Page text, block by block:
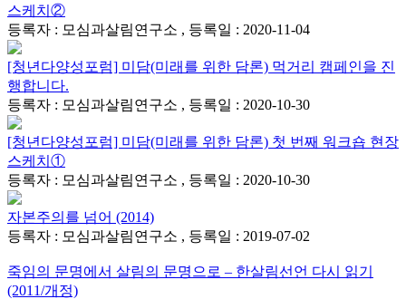
스케치②
등록자 : 모심과살림연구소 , 등록일 : 2020-11-04
[청년다양성포럼] 미담(미래를 위한 담론) 먹거리 캠페인을 진
행합니다.
등록자 : 모심과살림연구소 , 등록일 : 2020-10-30
[청년다양성포럼] 미담(미래를 위한 담론) 첫 번째 워크숍 현장
스케치①
등록자 : 모심과살림연구소 , 등록일 : 2020-10-30
자본주의를 넘어 (2014)
등록자 : 모심과살림연구소 , 등록일 : 2019-07-02
죽임의 문명에서 살림의 문명으로 – 한살림선언 다시 읽기
(2011/개정)